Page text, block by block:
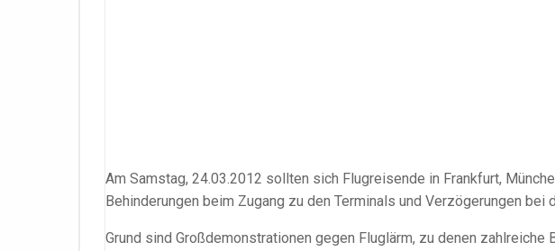
Am Samstag, 24.03.2012 sollten sich Flugreisende in Frankfurt,
Behinderungen beim Zugang zu den Terminals und Verzögerungen
Grund sind Großdemonstrationen gegen Fluglärm, zu denen